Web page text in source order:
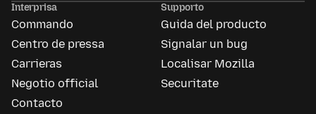
de
Mozilla
Interprisa
Commando
Centro de pressa
Carrieras
Negotio official
Contacto
Supporto
Guida del producto
Signalar un bug
Localisar Mozilla
Securitate